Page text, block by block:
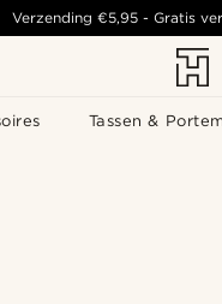
Tassen &
Verzending €5,95- Gratis